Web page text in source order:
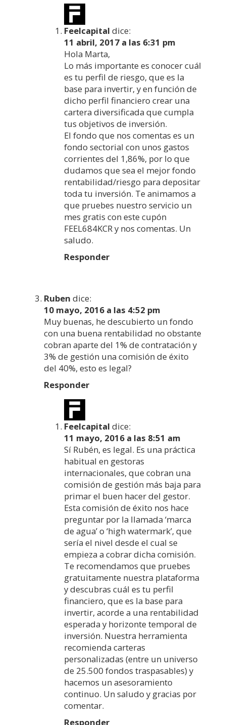
Feelcapital dice:
11 abril, 2017 a las 6:31 pm
Hola Marta,
Lo más importante es conocer cuál
es tu perfil de riesgo, que es la
base para invertir, y en función de
dicho perfil financiero crear una
cartera diversificada que cumpla
tus objetivos de inversión.
El fondo que nos comentas es un
fondo sectorial con unos gastos
corrientes del 1,86%, por lo que
dudamos que sea el mejor fondo
rentabilidad/riesgo para depositar
toda tu inversión. Te animamos a
que pruebes nuestro servicio un
mes gratis con este cupón
FEEL684KCR y nos comentas. Un
saludo.
Responder
Ruben dice:
10 mayo, 2016 a las 4:52 pm
Muy buenas, he descubierto un fondo
con una buena rentabilidad no obstante
cobran aparte del 1% de contratación y
3% de gestión una comisión de éxito
del 40%, esto es legal?
Responder
Feelcapital dice:
11 mayo, 2016 a las 8:51 am
Sí Rubén, es legal. Es una práctica
habitual en gestoras
internacionales, que cobran una
comisión de gestión más baja para
primar el buen hacer del gestor.
Esta comisión de éxito nos hace
preguntar por la llamada ‘marca
de agua’ o ‘high watermark’, que
sería el nivel desde el cual se
empieza a cobrar dicha comisión.
Te recomendamos que pruebes
gratuitamente nuestra plataforma
y descubras cuál es tu perfil
financiero, que es la base para
invertir, acorde a una rentabilidad
esperada y horizonte temporal de
inversión. Nuestra herramienta
recomienda carteras
personalizadas (entre un universo
de 25.500 fondos traspasables) y
hacemos un asesoramiento
continuo. Un saludo y gracias por
comentar.
Responder